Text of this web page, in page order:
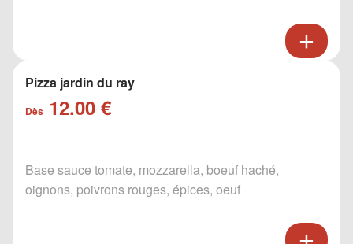
Pizza jardin du ray
Dès 12.00 €
Base sauce tomate, mozzarella, boeuf haché,
oignons, poivrons rouges, épices, oeuf